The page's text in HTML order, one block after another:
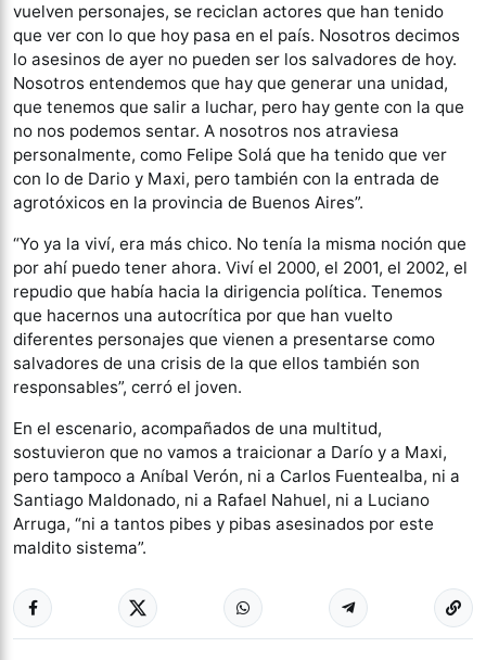
vuelven personajes, se reciclan actores que han tenido
que ver con lo que hoy pasa en el país. Nosotros decimos
lo asesinos de ayer no pueden ser los salvadores de hoy.
Nosotros entendemos que hay que generar una unidad,
que tenemos que salir a luchar, pero hay gente con la que
no nos podemos sentar. A nosotros nos atraviesa
personalmente, como Felipe Solá que ha tenido que ver
con lo de Dario y Maxi, pero también con la entrada de
agrotóxicos en la provincia de Buenos Aires”.
“Yo ya la viví, era más chico. No tenía la misma noción que
por ahí puedo tener ahora. Viví el 2000, el 2001, el 2002, el
repudio que había hacia la dirigencia política. Tenemos
que hacernos una autocrítica por que han vuelto
diferentes personajes que vienen a presentarse como
salvadores de una crisis de la que ellos también son
responsables”, cerró el joven.
En el escenario, acompañados de una multitud,
sostuvieron que no vamos a traicionar a Darío y a Maxi,
pero tampoco a Aníbal Verón, ni a Carlos Fuentealba, ni a
Santiago Maldonado, ni a Rafael Nahuel, ni a Luciano
Arruga, “ni a tantos pibes y pibas asesinados por este
maldito sistema”.